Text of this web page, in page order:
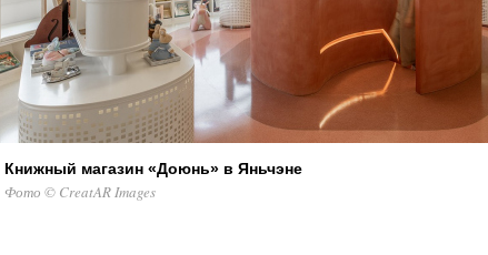
Книжный магазин «Доюнь» в Яньчэне
Фото © CreatAR Images